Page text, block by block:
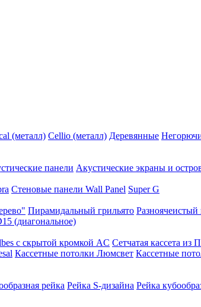
(металл) Cellio (металл) Деревянные
панели Акустические экраны и
Стеновые панели Wall Panel Super G
Пирамидальный грильято Разноячеистый
(диагональное)
с скрытой кромкой AC Сетчатая кассета из
Кассетные потолки Люмсвет Кассетные
рейка Рейка S-дизайна Рейка